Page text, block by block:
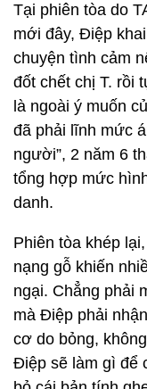
Tại phiên tòa do
mới đây, Điệp
chuyện tình cảm
đốt chết chị T. rồi
là ngoài ý muốn
đã phải lĩnh mức
người”, 2 năm 6
tổng hợp mức
danh.
Phiên tòa khép
nạng gỗ khiến
ngại. Chẳng phải
mà Điệp phải
cơ do bỏng,
Điệp sẽ làm gì để